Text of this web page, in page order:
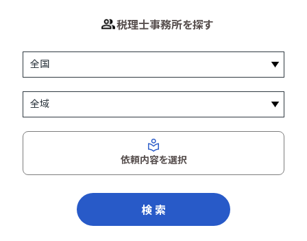
税理士事務所を探す
依頼内容を選択
検 索